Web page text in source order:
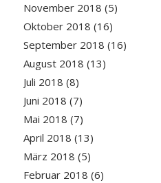
November 2018 (5)
Oktober 2018 (16)
September 2018 (16)
August 2018 (13)
Juli 2018 (8)
Juni 2018 (7)
Mai 2018 (7)
April 2018 (13)
März 2018 (5)
Februar 2018 (6)